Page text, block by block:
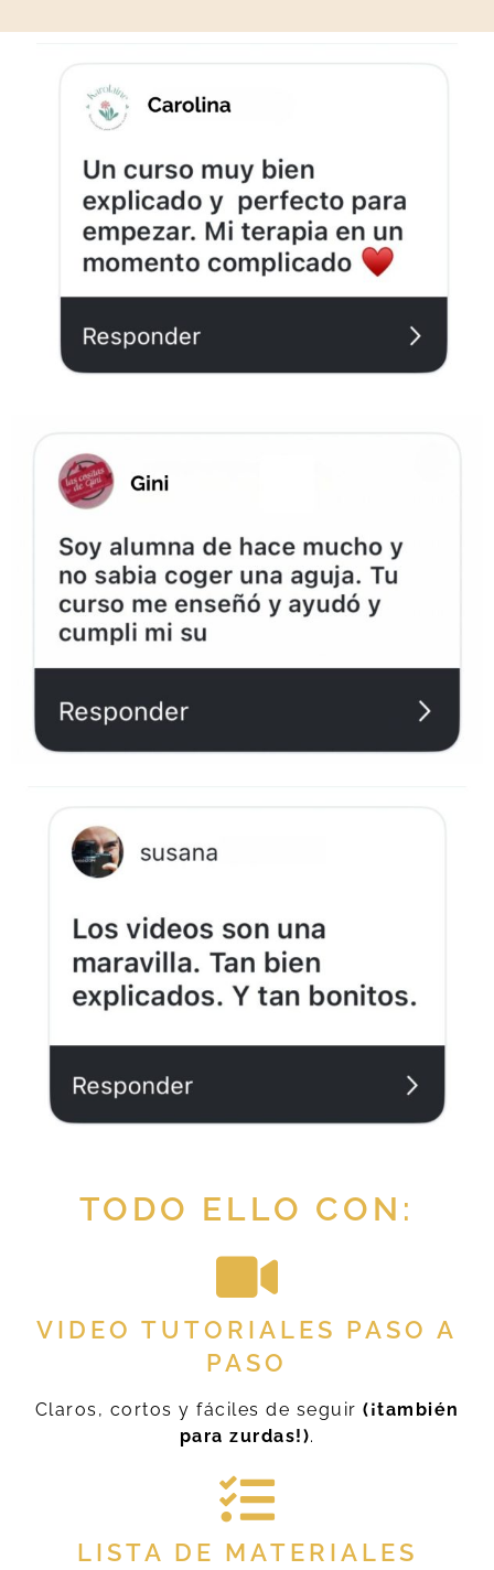
TODO ELLO CON:
VIDEO TUTORIALES PASO A
PASO
Claros, cortos y fáciles de seguir (¡también
para zurdas!).
LISTA DE MATERIALES